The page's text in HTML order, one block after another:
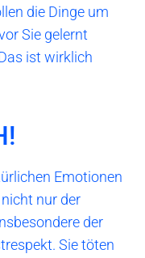
die Dinge um
Sie gelernt
ist wirklich
Emotionen
nur der
der
Sie töten